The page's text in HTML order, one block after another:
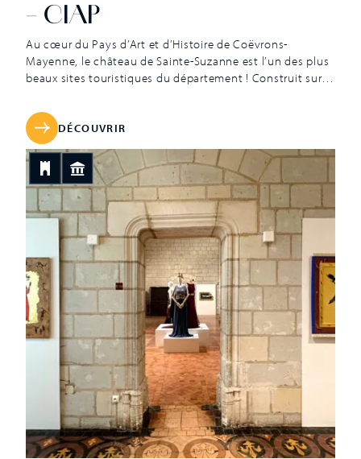
– CIAP
Au cœur du Pays d’Art et d’Histoire de Coëvrons-
Mayenne, le château de Sainte-Suzanne est l’un des plus
beaux sites touristiques du département ! Construit sur
par la famille Beaumont, dynastie de seigneurs locaux.
Forteresse pensée pour être un lieu de défense en cas
d’attaques ennemies, […]
DÉCOUVRIR